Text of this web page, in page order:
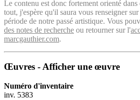
Le contenu est donc fortement orienté
tout, j'espère qu'il saura vous renseigner sur
période de notre passé artistique. Vous
des notes de recherche ou retourner sur l'
marcgauthier.com.
Œuvres - Afficher une œuvre
Numéro d'inventaire
inv. 5383